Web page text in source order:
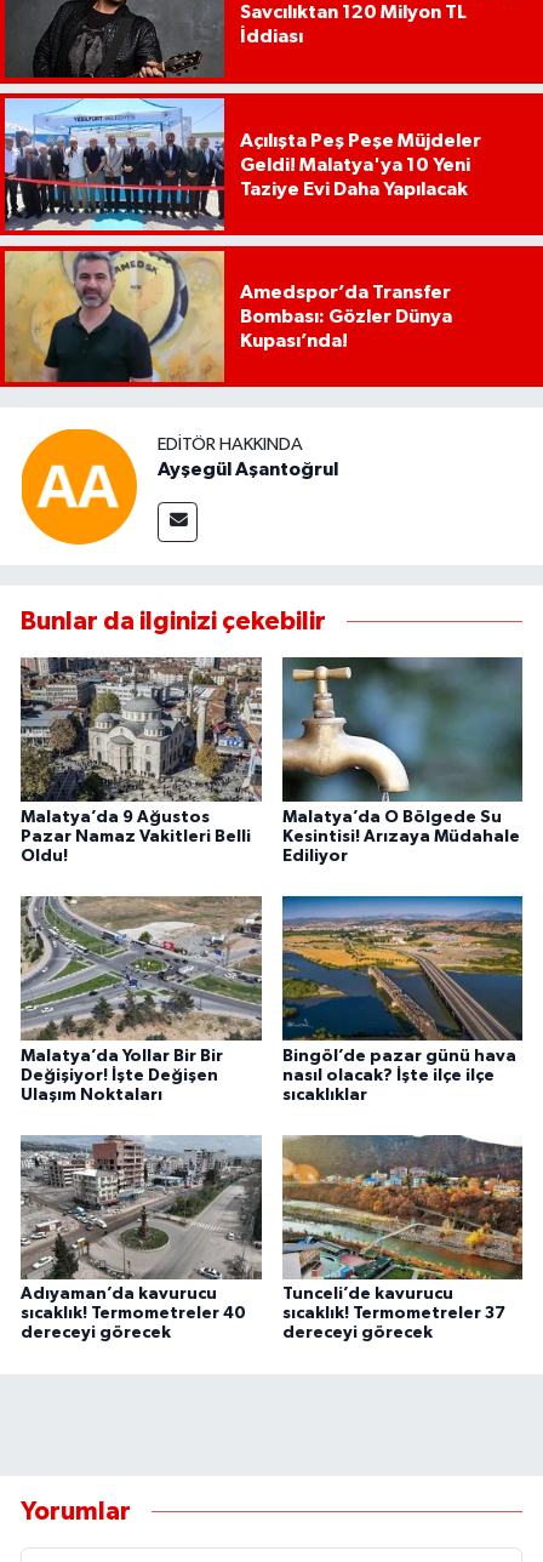
Savcılıktan 120 Milyon TL
İddiası
Açılışta Peş Peşe Müjdeler
Geldi! Malatya'ya 10 Yeni
Taziye Evi Daha Yapılacak
Amedspor’da Transfer
Bombası: Gözler Dünya
Kupası’nda!
EDITÖR HAKKINDA
Ayşegül Aşantoğrul
Bunlar da ilginizi çekebilir
Malatya’da 9 Ağustos
Pazar Namaz Vakitleri Belli
Oldu!
Malatya’da O Bölgede Su
Kesintisi! Arızaya Müdahale
Ediliyor
Malatya’da Yollar Bir Bir
Değişiyor! İşte Değişen
Ulaşım Noktaları
Bingöl’de pazar günü hava
nasıl olacak? İşte ilçe ilçe
sıcaklıklar
Adıyaman’da kavurucu
sıcaklık! Termometreler 40
dereceyi görecek
Tunceli’de kavurucu
sıcaklık! Termometreler 37
dereceyi görecek
Yorumlar